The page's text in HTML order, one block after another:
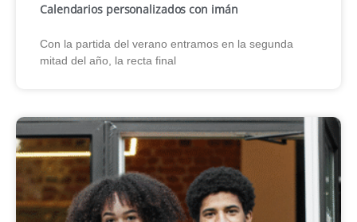
Calendarios personalizados con imán
Con la partida del verano entramos en la segunda
mitad del año, la recta final